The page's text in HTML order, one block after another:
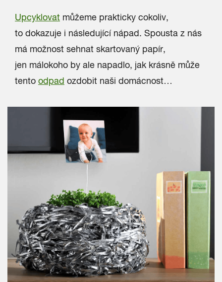
Upcyklovat můžeme prakticky cokoliv,
to dokazuje i následující nápad. Spousta z nás
má možnost sehnat skartovaný papír,
jen málokoho by ale napadlo, jak krásně může
tento odpad ozdobit naši domácnost…